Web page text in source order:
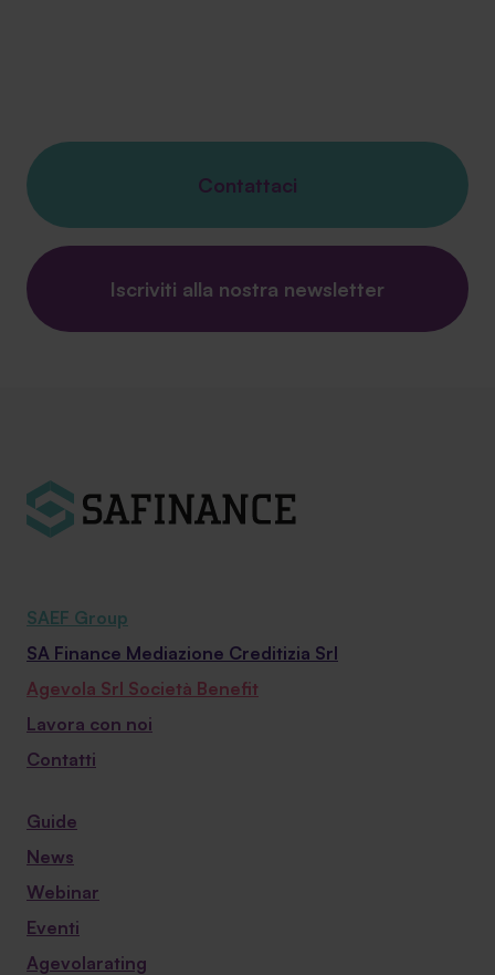
Contattaci
Iscriviti alla nostra newsletter
SAEF Group
SA Finance Mediazione Creditizia Srl
Agevola Srl Società Benefit
Lavora con noi
Contatti
Guide
News
Webinar
Eventi
Agevolarating